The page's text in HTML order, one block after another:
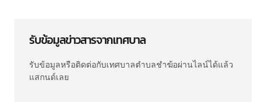
รับข้อมูลข่าวสารจากเทศบาล
รับข้อมูลหรือติดต่อกับเทศบาลตำบลชำฆ้อผ่านไลน์ได้แล้ว
แสกนด์เลย